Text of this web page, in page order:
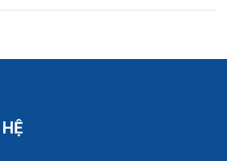
van nạp lò xo kim loại và khối
bơm màng thường có thể
sự hút bụi, rất khó để chống
và đầu ra của chúng sẽ thay